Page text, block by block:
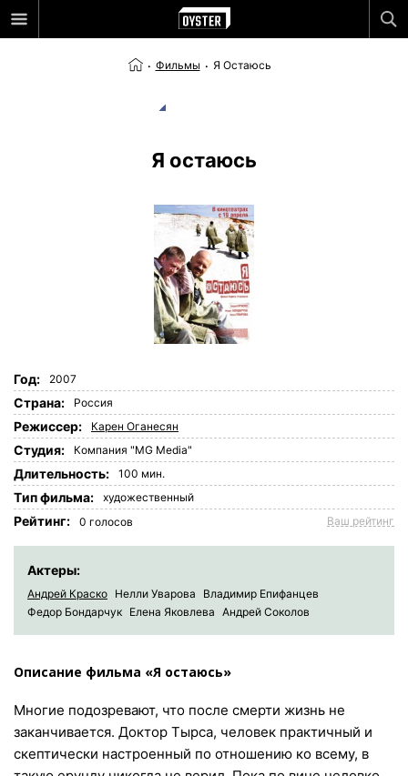
Фильмы Я Остаюсь
Я остаюсь
Год: 2007
Страна: Россия
Режиссер: Карен Оганесян
Студия: Компания "MG Media"
Длительность: 100 мин.
Tип фильма: художественный
Рейтинг: 0 голосов Ваш рейтинг
Актеры:
Андрей Краско Нелли Уварова
Владимир Епифанцев
Федор Бондарчук Елена Яковлева Андрей Соколов
Описание фильма «Я остаюсь»
Многие подозревают, что после смерти жизнь не
заканчивается. Доктор Тырса, человек практичный и
скептически настроенный по отношению ко всему, в